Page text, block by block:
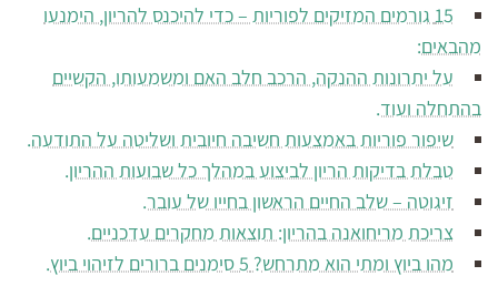
15 גורמים המזיקים לפוריות – כדי להיכנס להריון, הימנעו
מהבאים:
על יתרונות ההנקה, הרכב חלב האם ומשמעותו, הקשיים
בהתחלה ועוד.
שיפור פוריות באמצעות חשיבה חיובית ושליטה על התודעה.
טבלת בדיקות הריון לביצוע במהלך כל שבועות ההריון.
זיגוטה – שלב החיים הראשון בחייו של עובר.
צריכת מריחואנה בהריון: תוצאות מחקרים עדכניים.
מהו ביוץ ומתי הוא מתרחש? 5 סימנים ברורים לזיהוי ביוץ.